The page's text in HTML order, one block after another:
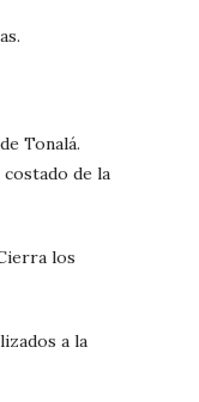
Tonalá.
de la
los
a la